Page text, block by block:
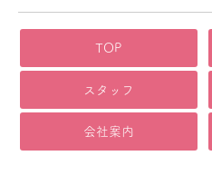
TOP
スタッフ
会社案内